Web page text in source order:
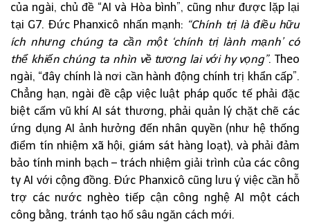
của ngài, chủ đề “AI và Hòa bình”, cũng như được lặp lại
tại G7. Đức Phanxicô nhấn mạnh: “Chính trị là điều hữu
ích nhưng chúng ta cần một ‘chính trị lành mạnh’ có
thể khiến chúng ta nhìn về tương lai với hy vọng”. Theo
ngài, “đây chính là nơi cần hành động chính trị khẩn cấp”.
Chẳng hạn, ngài đề cập việc luật pháp quốc tế phải đặc
biệt cấm vũ khí AI sát thương, phải quản lý chặt chẽ các
ứng dụng AI ảnh hưởng đến nhân quyền (như hệ thống
điểm tín nhiệm xã hội, giám sát hàng loạt), và phải đảm
bảo tính minh bạch – trách nhiệm giải trình của các công
ty AI với cộng đồng. Đức Phanxicô cũng lưu ý việc cần hỗ
trợ các nước nghèo tiếp cận công nghệ AI một cách
công bằng, tránh tạo hố sâu ngăn cách mới.